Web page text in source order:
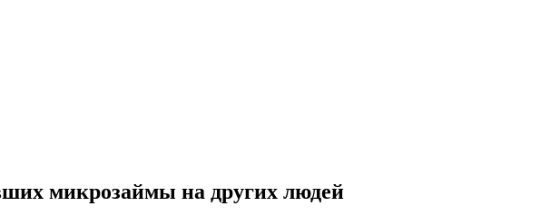
микрозаймы на других людей